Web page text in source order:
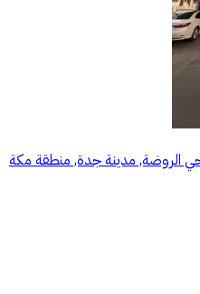
حي الروضة, مدينة جدة, منطقة مكة